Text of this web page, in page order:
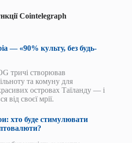
Cointelegraph
— «90% культу, без будь-
тричі створював
та комуну для
островах Таїланду — і
від своєї мрії.
хто буде стимулювати